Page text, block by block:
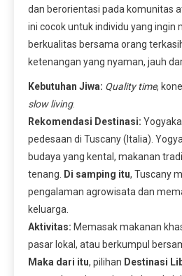
dan berorientasi pada komunitas
ini cocok untuk individu yang ingin
berkualitas bersama orang
ketenangan yang nyaman, jauh
Kebutuhan Jiwa: Quality time,
slow living.
Rekomendasi Destinasi:
pedesaan di Tuscany (Italia).
budaya yang kental, makanan
tenang.
Di samping itu, Tuscany
pengalaman agrowisata dan
keluarga.
Aktivitas: Memasak makanan
pasar lokal, atau berkumpul
Maka dari itu, pilihan Destinasi